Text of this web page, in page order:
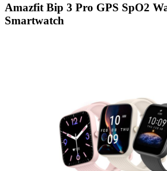
Amazfit Bip 3 Pro GPS SpO2
Smartwatch